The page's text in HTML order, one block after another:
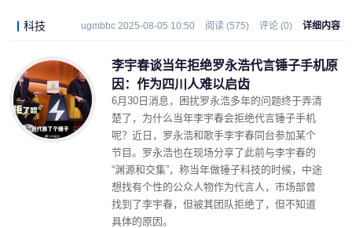
科技 ugmbbc 2025-08-05 10:50 阅读 (575) 评论 (0) 详细内容
李宇春谈当年拒绝罗永浩代言锤子手机原
因：作为四川人难以启齿
6月30日消息，困扰罗永浩多年的问题终于弄清
楚了，为什么当年李宇春会拒绝代言锤子手机
呢？近日，罗永浩和歌手李宇春同台参加某个
节目。罗永浩也在现场分享了此前与李宇春的
“渊源和交集”，称当年做锤子科技的时候，中途
想找有个性的公众人物作为代言人，市场部曾
找到了李宇春，但被其团队拒绝了，但不知道
具体的原因。